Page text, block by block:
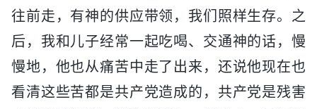
往前走，有神的供应带领，我们照样生存。之
后，我和儿子经常一起吃喝、交通神的话，慢
慢地，他也从痛苦中走了出来，还说他现在也
看清这些苦都是共产党造成的，共产党是残害